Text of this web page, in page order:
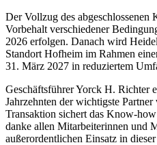
Der Vollzug des abgeschlossenen
Vorbehalt verschiedener
2026 erfolgen. Danach wird
Standort Hofheim im Rahmen
31. März 2027 in reduziertem
Geschäftsführer Yorck H. Richter
Jahrzehnten der wichtigste
Transaktion sichert das Know-
danke allen Mitarbeiterinnen und
außerordentlichen Einsatz in